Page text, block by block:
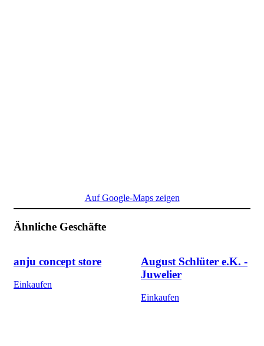
Auf Google-Maps zeigen
Ähnliche Geschäfte
anju concept store
Einkaufen
August Schlüter e.K. -
Juwelier
Einkaufen